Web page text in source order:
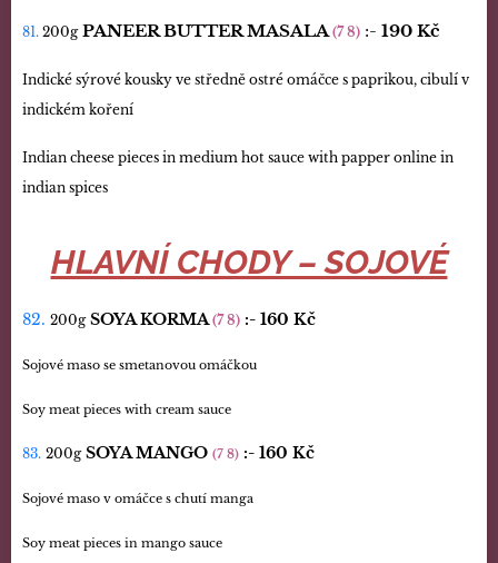
81. 200g PANEER BUTTER MASALA(7 8) :- 190 Kč
Indické sýrové kousky ve středně ostré omáčce s paprikou, cibulí v
indickém koření
Indian cheese pieces in medium hot sauce with papper online in
indian spices
HLAVNÍ CHODY – SOJOVÉ
82. 200g SOYA KORMA(7 8) :- 160 Kč
Sojové maso se smetanovou omáčkou
Soy meat pieces with cream sauce
83. 200g SOYA MANGO (7 8) :- 160 Kč
Sojové maso v omáčce s chutí manga
Soy meat pieces in mango sauce